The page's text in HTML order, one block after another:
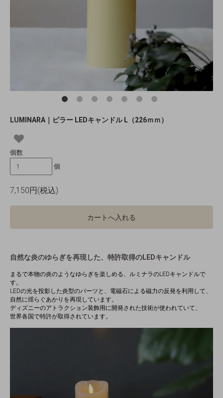
LUMINARA｜ピラー LEDキャンドル L（226ｍｍ）
個数
個
7,150円(税込)
カートへ入れる
自然な炎のゆらぎを再現した、特許取得のLEDキャンドル
まるで本物の炎のようなゆらぎを楽しめる、ルミナラのLEDキャンドルで
す。
LEDの光を投影した炎型のパーツと、電磁石による磁力の反発を利用して、
自然に揺らぐあかりを再現しています。
ディズニーのアトラクション装飾用に開発された技術が使われていて、
世界各国で特許が取得されています。